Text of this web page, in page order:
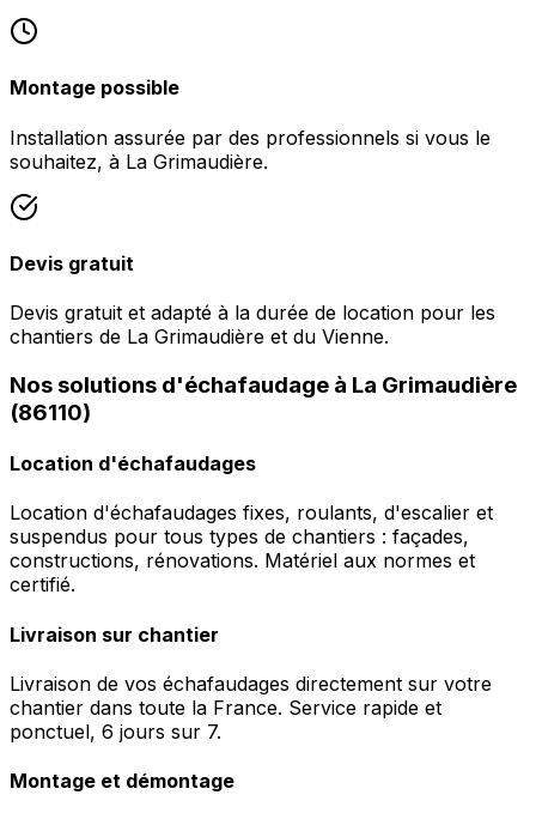
Montage possible
Installation assurée par des professionnels si vous le
souhaitez, à La Grimaudière.
Devis gratuit
Devis gratuit et adapté à la durée de location pour les
chantiers de La Grimaudière et du Vienne.
Nos solutions d'échafaudage à La Grimaudière
(86110)
Location d'échafaudages
Location d'échafaudages fixes, roulants, d'escalier et
suspendus pour tous types de chantiers : façades,
constructions, rénovations. Matériel aux normes et
certifié.
Livraison sur chantier
Livraison de vos échafaudages directement sur votre
chantier dans toute la France. Service rapide et
ponctuel, 6 jours sur 7.
Montage et démontage